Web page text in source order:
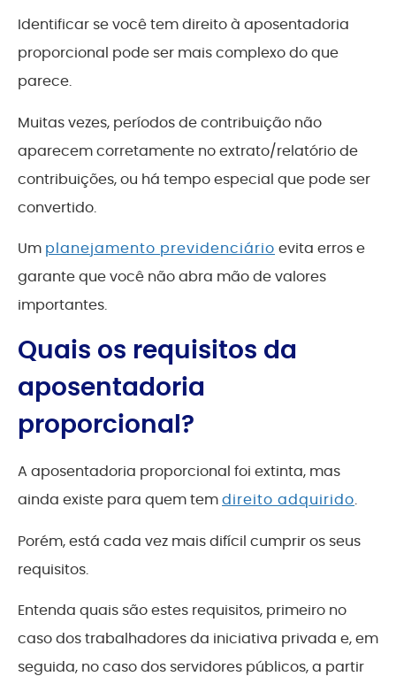
Identificar se você tem direito à aposentadoria
proporcional pode ser mais complexo do que
parece.
Muitas vezes, períodos de contribuição não
aparecem corretamente no extrato/relatório de
contribuições, ou há tempo especial que pode ser
convertido.
Um planejamento previdenciário evita erros e
garante que você não abra mão de valores
importantes.
Quais os requisitos da
aposentadoria
proporcional?
A aposentadoria proporcional foi extinta, mas
ainda existe para quem temdireito adquirido.
Porém, está cada vez mais difícil cumprir os seus
requisitos.
Entenda quais são estes requisitos, primeiro no
caso dos trabalhadores da iniciativa privada e, em
seguida, no caso dos servidores públicos, a partir